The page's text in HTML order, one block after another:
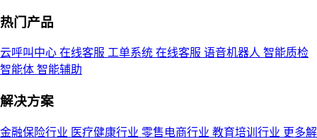
热门产品
云呼叫中心 在线客服 工单系统 在线客服 语音机器人 智能质检
智能体 智能辅助
解决方案
金融保险行业 医疗健康行业 零售电商行业 教育培训行业 更多解